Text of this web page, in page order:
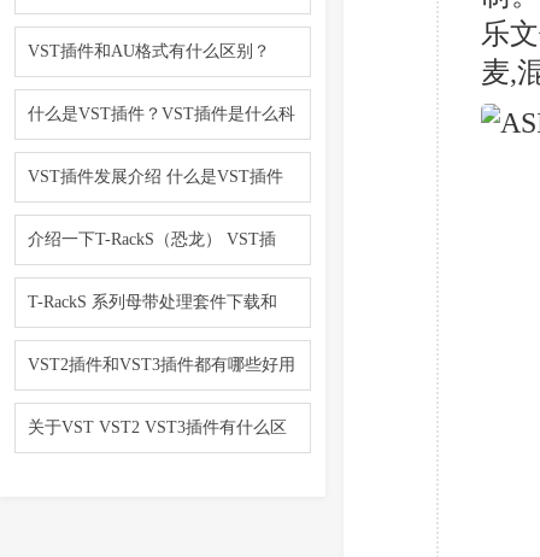
VST插件和AU格式有什么区别？
什么是VST插件？VST插件是什么科
VST插件发展介绍 什么是VST插件
介绍一下T-RackS（恐龙） VST插
T-RackS 系列母带处理套件下载和
VST2插件和VST3插件都有哪些好用
关于VST VST2 VST3插件有什么区
乐
麦,